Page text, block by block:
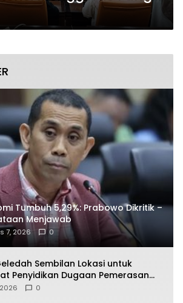
Tumbuh 5,29%: Prabowo Dikritik –
Menjawab
7, 2026 0
Sembilan Lokasi untuk
Penyidikan Dugaan Pemerasan
Sukoharjo Nonaktif
0